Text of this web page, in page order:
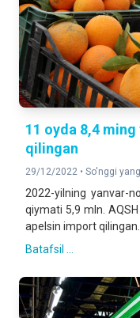
11 oyda 8,4
qilingan
29/12/2022 • So'nggi
2022-yilning yanvar-
qiymati 5,9 mln.
apelsin import qilingan.
Batafsil ...